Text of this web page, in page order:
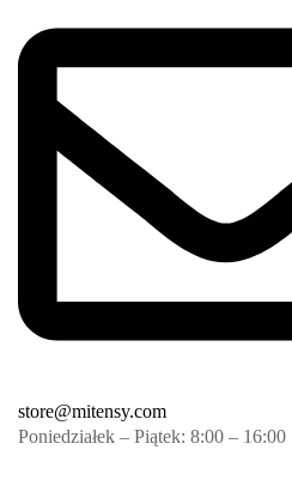
store@mitensy.com
Poniedziałek – Piątek: 8:00 – 16:00